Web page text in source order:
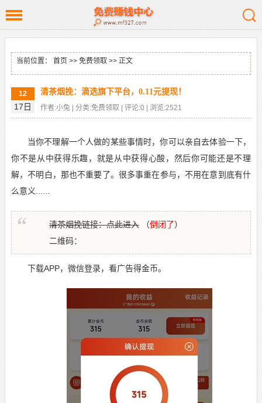
当前位置： 首页 >> 免费领取 >> 正文
12
17日
清茶烟挽：滴选旗下平台，0.11元提现！
作者:小兔 | 分类:免费领取 | 评论:0 | 浏览:2521
当你不理解一个人做的某些事情时，你可以亲自去体验一下，
你不是从中获得乐趣，就是从中获得心酸，然后你可能还是不理
解，不明白，那也不重要了。很多事重在参与，不用在意到底有什
么意义......
清茶烟挽链接：点此进入 （倒闭了）
二维码：
下载APP，微信登录，看广告得金币。